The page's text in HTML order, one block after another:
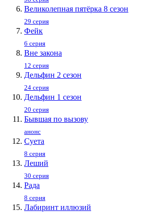
Великолепная пятёрка 8 сезон
29 серия
Фейк
6 серия
Вне закона
12 серия
Дельфин 2 сезон
24 серия
Дельфин 1 сезон
20 серия
Бывшая по вызову
анонс
Суета
8 серия
Леший
30 серия
Рада
8 серия
Лабиринт иллюзий